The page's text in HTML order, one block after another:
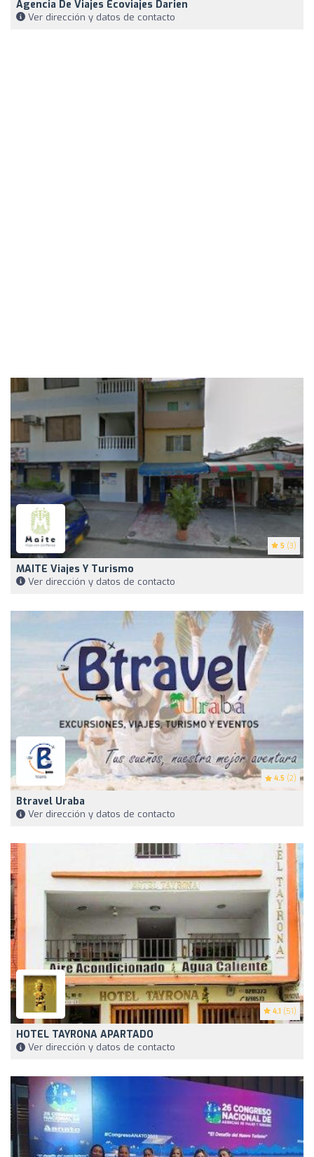
Agencia De Viajes Ecoviajes Darien
Ver dirección y datos de contacto
5 (3)
MAITE Viajes Y Turismo
Ver dirección y datos de contacto
4.5 (2)
Btravel Uraba
Ver dirección y datos de contacto
4.1 (51)
HOTEL TAYRONA APARTADO
Ver dirección y datos de contacto